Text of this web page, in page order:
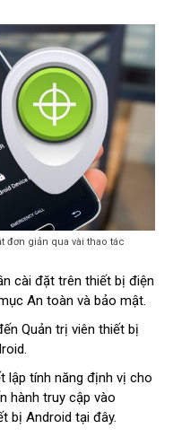
đơn giản qua vài thao tác
cài đặt trên thiết bị điện
An toàn và bảo mật.
Quản trị viên thiết bị
lập tính năng định vị cho
hành truy cập vào
bị Android tại đây.